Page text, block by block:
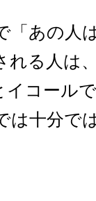
「あの人
れる人は
イコール
は十分で